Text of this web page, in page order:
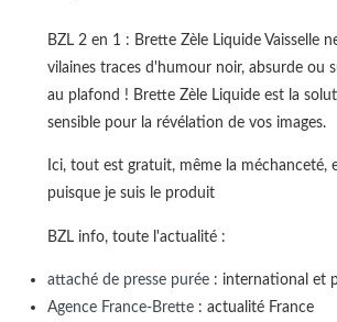
BZL 2 en 1 : Brette Zèle Liquide Vaisselle
vilaines traces d'humour noir, absurde ou
au plafond ! Brette Zèle Liquide est la
sensible pour la révélation de vos images.
Ici, tout est gratuit, même la méchanceté,
puisque je suis le produit
BZL info, toute l'actualité :
attaché de presse purée: international et
Agence France-Brette: actualité France